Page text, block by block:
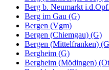
Berg b. Neumarkt
Berg im Gau (G)
Bergen (Vgm)
Bergen (Chiemgau) (G)
Bergen (Mittelfranken)
Bergheim (G)
Bergheim (Mödingen)